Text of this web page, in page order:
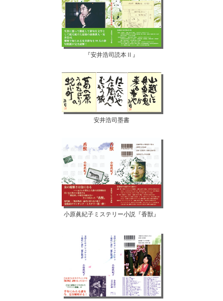
『安井浩司読本Ⅱ』
安井浩司墨書
小原眞紀子ミステリー小説『香獣』